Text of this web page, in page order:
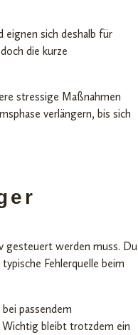
sich deshalb für
die kurze
stressige Maßnahmen
verlängern, bis sich
gesteuert werden muss. Du
Fehlerquelle beim
passendem
bleibt trotzdem ein